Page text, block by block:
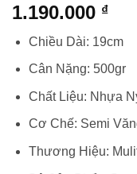
1.190.000 ₫
Chiều Dài: 19cm
Cân Nặng: 500gr
Chất Liệu: Nhựa
Cơ Chế: Semi
Thương Hiệu: